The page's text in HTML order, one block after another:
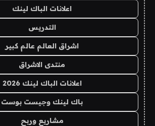
اعلانات الباك لينك
التدريس
اشراق العالم عالم كبير
منتدى الاشراق
اعلانات الباك لينك 2026
باك لينك وجيست بوست
مشاريع وربح